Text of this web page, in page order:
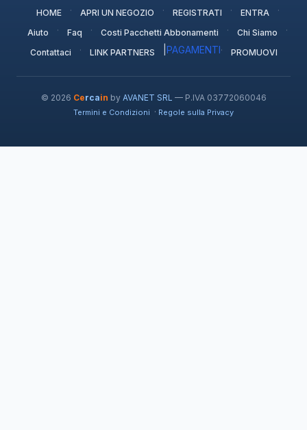
HOME · APRI UN NEGOZIO · REGISTRATI · ENTRA ·
Aiuto · Faq · Costi Pacchetti Abbonamenti · Chi Siamo ·
Contattaci · LINK PARTNERS PAGAMENTI· PROMUOVI
© 2026 Cercain by AVANET SRL — P.IVA 03772060046
Termini e Condizioni · Regole sulla Privacy